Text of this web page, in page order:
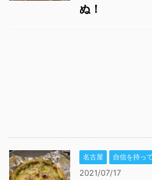
ぬ！
名古屋 自信を持っ
2021/07/17